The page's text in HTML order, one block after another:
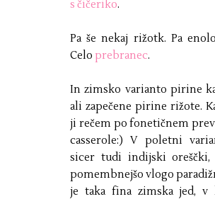
s čičeriko.
Pa še nekaj rižotk. Pa
Celo prebranec.
In zimsko varianto pirine
ali zapečene pirine rižote.
ji rečem po fonetičnem
casserole:) V poletni
sicer tudi indijski oreščki,
pomembnejšo vlogo
je taka fina zimska jed, v